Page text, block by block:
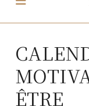
ÊTRE